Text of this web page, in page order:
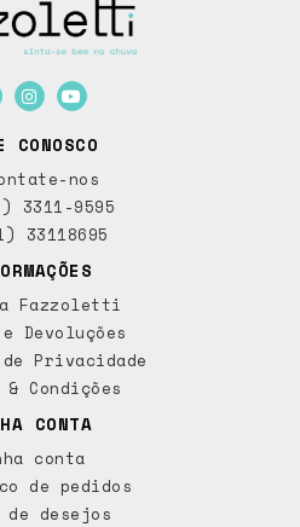
CONOSCO
nos
3311-9595
33118695
Fazzoletti
Devoluções
Privacidade
& Condições
CONTA
conta
de pedidos
desejos